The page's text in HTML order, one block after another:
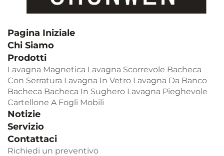
Pagina Iniziale
Chi Siamo
Prodotti
Lavagna Magnetica Lavagna Scorrevole Bacheca
Con Serratura Lavagna In Vetro Lavagna Da Banco
Bacheca Bacheca In Sughero Lavagna Pieghevole
Cartellone A Fogli Mobili
Notizie
Servizio
Contattaci
Richiedi un preventivo